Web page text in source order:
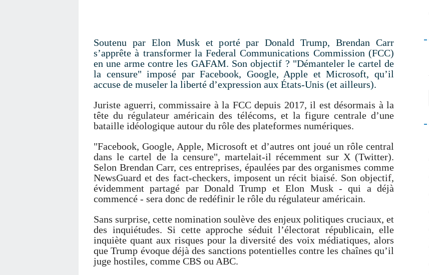
Soutenu par Elon Musk et porté par Donald Trump, Brendan Carr
s’apprête à transformer la Federal Communications Commission (FCC)
en une arme contre les GAFAM. Son objectif ? "Démanteler le cartel de
la censure" imposé par Facebook, Google, Apple et Microsoft, qu’il
accuse de museler la liberté d’expression aux États-Unis (et ailleurs).
Juriste aguerri, commissaire à la FCC depuis 2017, il est désormais à la
tête du régulateur américain des télécoms, et la figure centrale d’une
bataille idéologique autour du rôle des plateformes numériques.
"Facebook, Google, Apple, Microsoft et d’autres ont joué un rôle central
dans le cartel de la censure", martelait-il récemment sur X (Twitter).
Selon Brendan Carr, ces entreprises, épaulées par des organismes comme
NewsGuard et des fact-checkers, imposent un récit biaisé. Son objectif,
évidemment partagé par Donald Trump et Elon Musk - qui a déjà
commencé - sera donc de redéfinir le rôle du régulateur américain.
Sans surprise, cette nomination soulève des enjeux politiques cruciaux, et
des inquiétudes. Si cette approche séduit l’électorat républicain, elle
inquiète quant aux risques pour la diversité des voix médiatiques, alors
que Trump évoque déjà des sanctions potentielles contre les chaînes qu’il
juge hostiles, comme CBS ou ABC.